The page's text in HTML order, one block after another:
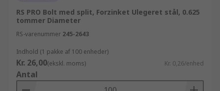
RS PRO Bolt med split, Forzinket Ulegeret stål, 0.625
tommer Diameter
RS-varenummer 245-2643
Indhold (1 pakke af 100 enheder)
Kr. 26,00(ekskl. moms) Kr. 0,26/enhed
Antal